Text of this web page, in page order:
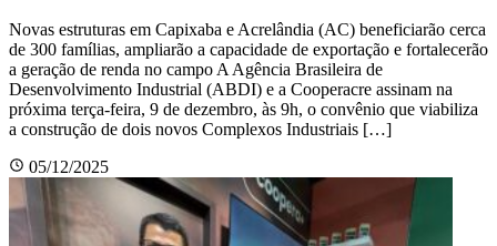
Novas estruturas em Capixaba e Acrelândia (AC) beneficiarão cerca
de 300 famílias, ampliarão a capacidade de exportação e fortalecerão
a geração de renda no campo A Agência Brasileira de
Desenvolvimento Industrial (ABDI) e a Cooperacre assinam na
próxima terça-feira, 9 de dezembro, às 9h, o convênio que viabiliza
a construção de dois novos Complexos Industriais […]
05/12/2025